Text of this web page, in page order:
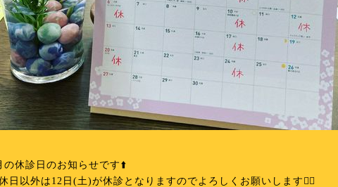
の休診日のお知らせです⬆️
日以外は12日(土)が休診となりますのでよろしくお願いします🙇‍♀️